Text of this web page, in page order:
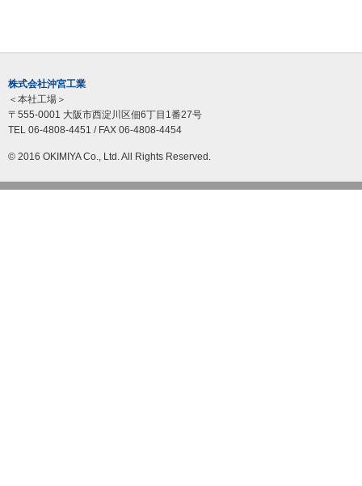
株式会社沖宮工業
＜本社工場＞
〒555-0001 大阪市西淀川区佃6丁目1番27号
TEL 06-4808-4451 / FAX 06-4808-4454
© 2016 OKIMIYA Co., Ltd. All Rights Reserved.